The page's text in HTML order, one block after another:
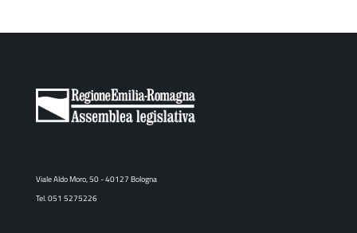
Viale Aldo Moro, 50 - 40127 Bologna
Tel. 051 5275226